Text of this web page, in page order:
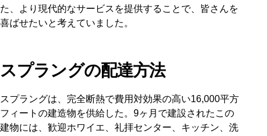
た、より現代的なサービスを提供することで、皆さんを
喜ばせたいと考えていました。
スプラングの配達方法
スプラングは、完全断熱で費用対効果の高い16,000平方
フィートの建造物を供給した。9ヶ月で建設されたこの
建物には、歓迎ホワイエ、礼拝センター、キッチン、洗